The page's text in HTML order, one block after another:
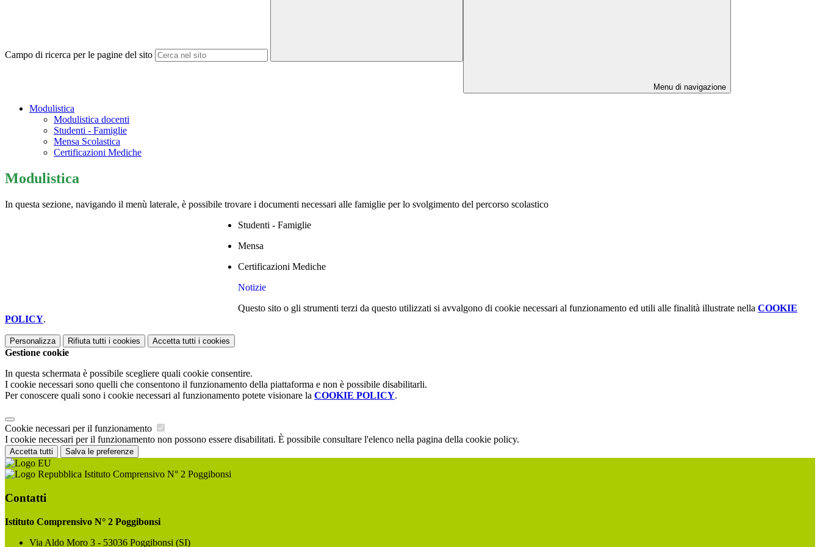
Campo di ricerca per le pagine del sito
Menu di navigazione
Modulistica
Modulistica docenti
Studenti - Famiglie
Mensa Scolastica
Certificazioni Mediche
Modulistica
In questa sezione, navigando il menù laterale, è possibile trovare i documenti necessari alle famiglie per lo svolgimento del percorso scolastico
Studenti - Famiglie
Mensa
Certificazioni Mediche
Notizie
Questo sito o gli strumenti terzi da questo utilizzati si avvalgono di cookie necessari al funzionamento ed utili alle finalità illustrate nella COOKIE
POLICY.
Personalizza Rifiuta tutti i cookies Accetta tutti i cookies
Gestione cookie
In questa schermata è possibile scegliere quali cookie consentire.
I cookie necessari sono quelli che consentono il funzionamento della piattaforma e non è possibile disabilitarli.
Per conoscere quali sono i cookie necessari al funzionamento potete visionare la COOKIE POLICY.
Cookie necessari per il funzionamento
I cookie necessari per il funzionamento non possono essere disabilitati. È possibile consultare l'elenco nella pagina della cookie policy.
Accetta tutti Salva le preferenze
Istituto Comprensivo N° 2 Poggibonsi
Contatti
Istituto Comprensivo N° 2 Poggibonsi
Via Aldo Moro 3 - 53036 Poggibonsi (SI)